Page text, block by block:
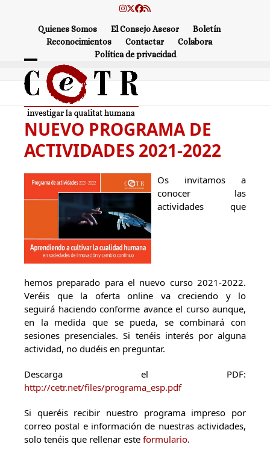
Instagram
Twitter
Facebook
RSS
Quienes Somos El Consejo Asesor
Boletín
Reconocimientos
Contactar
Colabora
Política de privacidad
Open
mobile
menu
Close
mobile
menu
NUEVO PROGRAMA DE
ACTIVIDADES 2021-2022
Os invitamos a
conocer las
actividades que
hemos preparado para el nuevo curso 2021-2022.
Veréis que la oferta online va creciendo y lo
seguirá haciendo conforme avance el cursoaunque,
en la medida que se pueda, se combinará con
sesiones presenciales. Si tenéis interés por alguna
actividad, no dudéis en preguntar.
Descarga el PDF:
http://cetr.net/files/programa_esp.pdf
Si queréis recibir nuestro programa impreso por
correo postal e información de nuestras actividades,
solo tenéis que rellenar este formulario.